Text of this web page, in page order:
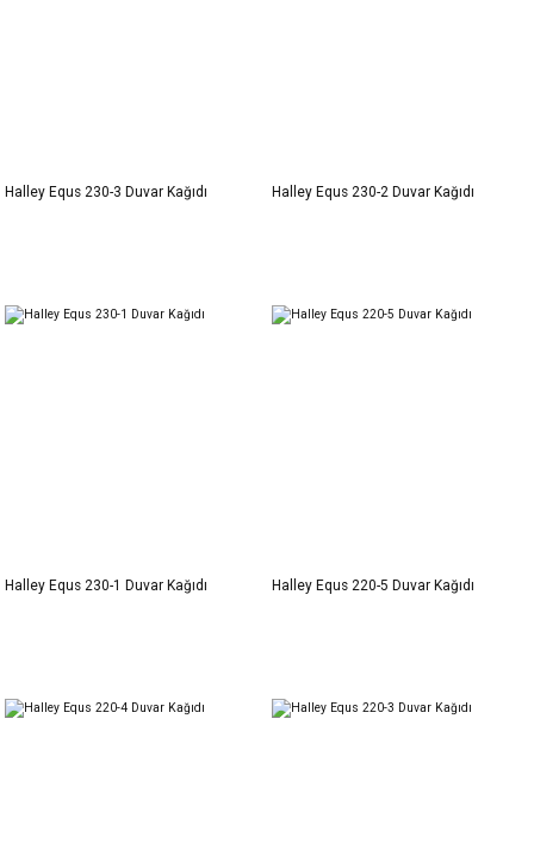
Halley Equs 230-3 Duvar Kağıdı Halley Equs 230-2 Duvar Kağıdı
Halley Equs 230-1 Duvar Kağıdı Halley Equs 220-5 Duvar Kağıdı